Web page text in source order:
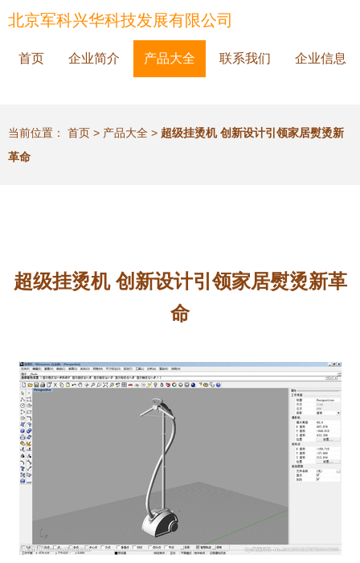
北京军科兴华科技发展有限公司
首页 企业简介 产品大全 联系我们 企业信息
当前位置： 首页 > 产品大全 > 超级挂烫机 创新设计引领家居熨烫新
革命
超级挂烫机 创新设计引领家居熨烫新革
命